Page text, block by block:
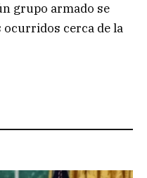
grupo armado se
ocurridos cerca de la